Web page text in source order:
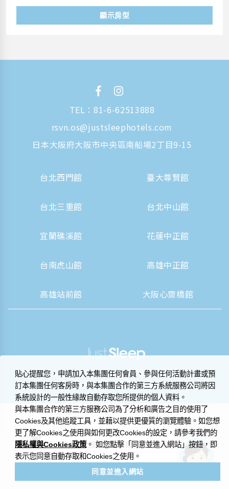
顯示房型
TEL：81-6-62513888
rsvn.os@justsleephotels.com
日本大阪府大阪市中央區南船場2丁目9-15
台北西門館 臺大尊賢館
台北三重館 台北中山館
宜蘭礁溪館 花蓮中正館
台南虎山館 高雄中正館
高雄站前館 大阪心齋橋館
營業人資訊揭露 |
隱私權聲明與 Cookie 政策
© 2014-2026 晶華國際酒店集團
貼心提醒您，申請加入本集團任何會員、參與任何活動計畫或預
訂本集團任何客房時，與本集團合作的第三方系統服務公司將因
系統設計的一般性緣故自動存取您所提供的個人資料。
與本集團合作的第三方服務公司為了分析和廣告之目的使用了
Cookies及其他追蹤工具，並藉以提供更優質的瀏覽體驗。如您想
更了解Cookies之使用與如何更改Cookies的設定，請參考我們的
隱私權與Cookies政策 。 如您點擊「同意並進入網站」按鈕，即
表示您同意自動存取和Cookies之使用。
同意並進入網站
您好，歡迎在此提出問題，捷絲旅小管家
很樂意為您解答。